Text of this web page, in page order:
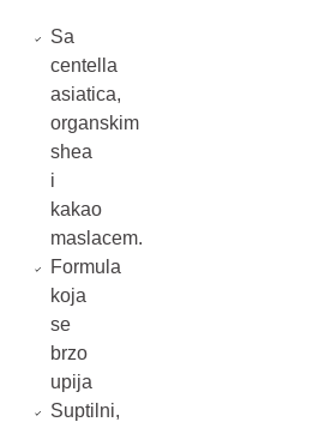
Sa
centella
asiatica,
organskim
shea
i
kakao
maslacem.
Formula
koja
se
brzo
upija
Suptilni,